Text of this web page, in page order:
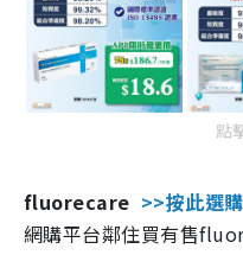
點
fluorecare >>按此選
網購平台鄰住買有售